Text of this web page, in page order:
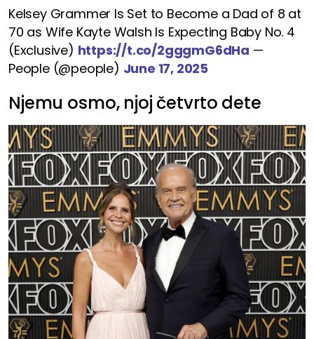
Kelsey Grammer Is Set to Become a Dad of 8 at
70 as Wife Kayte Walsh Is Expecting Baby No. 4
(Exclusive) https://t.co/2gggmG6dHa —
People (@people) June 17, 2025
Njemu osmo, njoj četvrto dete